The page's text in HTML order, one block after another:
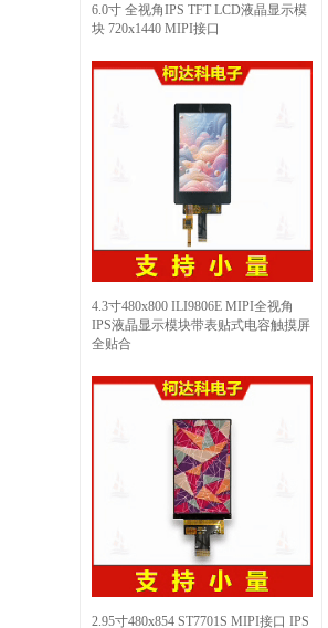
6.0寸 全视角IPS TFT LCD液晶显示模
块 720x1440 MIPI接口
4.3寸480x800 ILI9806E MIPI全视角
IPS液晶显示模块带表贴式电容触摸屏
全贴合
2.95寸480x854 ST7701S MIPI接口 IPS